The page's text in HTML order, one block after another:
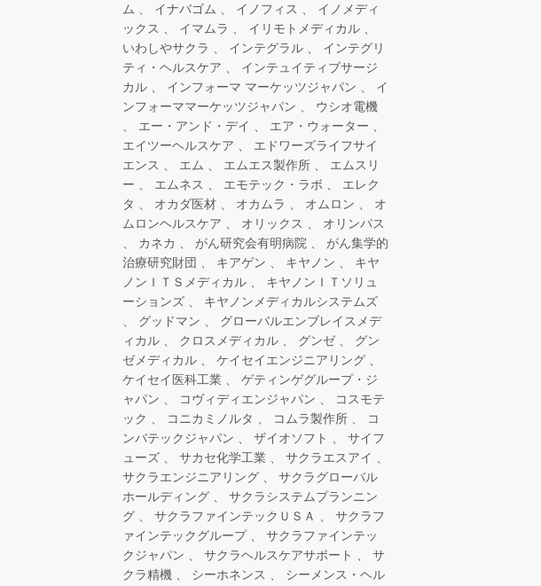
ム
イナバゴム イノフィス
イノメディ
ックス
イマムラ
イリモトメディカル
いわしやサクラ
インテグラル
インテグリ
ティ・ヘルスケア
インテュイティブサージ
カル
インフォーマ マーケッツジャパン
イ
ンフォーママーケッツジャパン
ウシオ電機
エー・アンド・デイ
エア・ウォーター
エイツーヘルスケア
エドワーズライフサイ
エンス
エム エムエス製作所
エムスリ
ー
エムネス エモテック・ラボ
エレク
タ
オカダ医材 オカムラ オムロン
オ
ムロンヘルスケア
オリックス
オリンパス
カネカ
がん研究会有明病院
がん集学的
治療研究財団
キアゲン キヤノン
キヤ
ノンＩＴＳメディカル
キヤノンＩＴソリュ
ーションズ
キヤノンメディカルシステムズ
グッドマン
グローバルエンブレイスメデ
ィカル
クロスメディカル グンゼ
グン
ゼメディカル
ケイセイエンジニアリング
ケイセイ医科工業
ゲティンゲグループ・ジ
ャパン
コヴィディエンジャパン
コスモテ
ック
コニカミノルタ コムラ製作所
コ
ンバテックジャパン
ザイオソフト
サイフ
ューズ
サカセ化学工業
サクラエスアイ
サクラエンジニアリング
サクラグローバル
ホールディング
サクラシステムプランニン
グ
サクラファインテックＵＳＡ
サクラフ
ァインテックグループ
サクラファインテッ
クジャパン
サクラヘルスケアサポート
サ
クラ精機
シーホネンス
シーメンス・ヘル